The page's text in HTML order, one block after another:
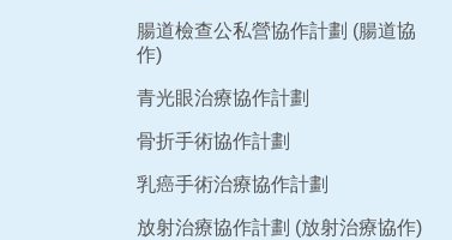
腸道檢查公私營協作計劃 (腸道協
作)
青光眼治療協作計劃
骨折手術協作計劃
乳癌手術治療協作計劃
放射治療協作計劃 (放射治療協作)